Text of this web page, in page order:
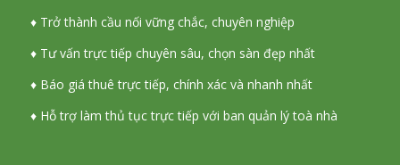
♦ Trở thành cầu nối vững chắc, chuyên nghiệp
♦ Tư vấn trực tiếp chuyên sâu, chọn sàn đẹp nhất
♦ Báo giá thuê trực tiếp, chính xác và nhanh nhất
♦ Hỗ trợ làm thủ tục trực tiếp với ban quản lý toà nhà